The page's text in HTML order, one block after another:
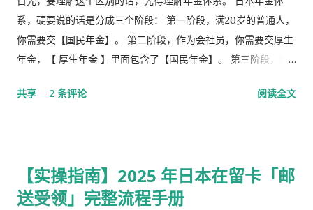
系，硬要说的话是分成三个阶段： 第一阶段，满20岁的普通人，
你需要交【国民年金】。 第二阶段，作为会社员，你需要交厚生
年金，【 厚生年金 】里面包含了【国民年金】。 第三阶段，究
槽的。 第1号被保险者：20岁以上60岁未满农业者，自营业者，
共享 2 条评论 阅读全文
【实操指南】2025 年日本在留卡「邮
送受领」完整流程手册